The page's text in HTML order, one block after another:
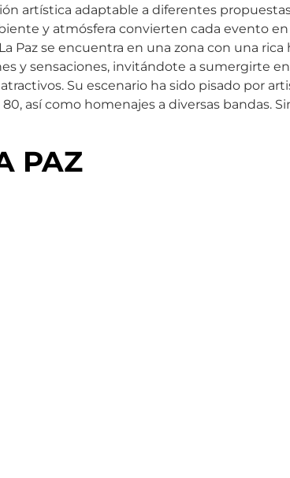
artística adaptable a diferentes
y atmósfera convierten cada evento
Paz se encuentra en una zona con una
y sensaciones, invitándote a sumergirte
Su escenario ha sido pisado por
así como homenajes a diversas bandas.
PAZ